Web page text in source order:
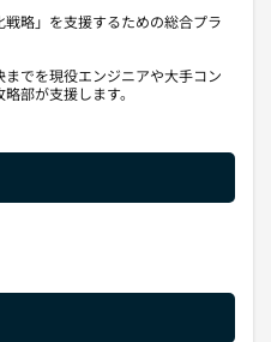
戦略」を支援するための総合プラ
でを現役エンジニアや大手コン
部が支援します。